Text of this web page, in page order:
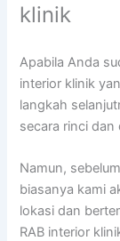
klinik
Apabila Anda
interior klinik
langkah
secara rinci dan
Namun,
biasanya kami
lokasi dan
RAB interior